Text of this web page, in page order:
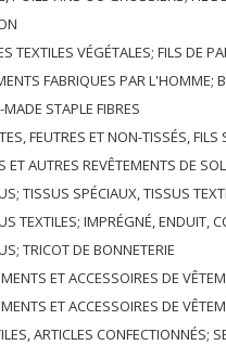
TEXTILES VÉGÉTALES; FILS DE PAPIER ET
FABRIQUES PAR L'HOMME; BANDES ET SIMILAIRES DE
STAPLE FIBRES
ET NON-TISSÉS, FILS SPÉCIAUX; FICELLES, CORDES,
ET AUTRES REVÊTEMENTS DE
SPÉCIAUX, TISSUS TEXTILES TUFTED, DENTELLE,
IMPRÉGNÉ, ENDUIT, COUVERT OU LAMINÉ; ARTICLES TEXTILES
TRICOT DE BONNETERIE
ET ACCESSOIRES DE VÊTEMENTS;
ET ACCESSOIRES DE
ARTICLES CONFECTIONNÉS; SETS; VÊTEMENTS PORTÉS